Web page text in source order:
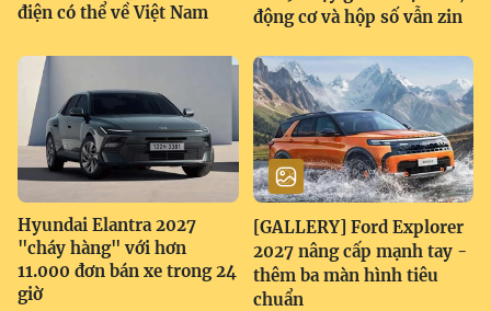
điện có thể về Việt Nam
động cơ và hộp số vẫn zin
Hyundai Elantra 2027
"cháy hàng" với hơn
11.000 đơn bán xe trong 24
giờ
[GALLERY] Ford Explorer
2027 nâng cấp mạnh tay -
thêm ba màn hình tiêu
chuẩn